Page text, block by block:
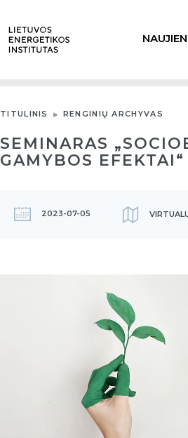
TITULINIS RENGINIŲ ARCHYVAS
SEMINARAS
GAMYBOS EFEKTAI“
2023-07-05